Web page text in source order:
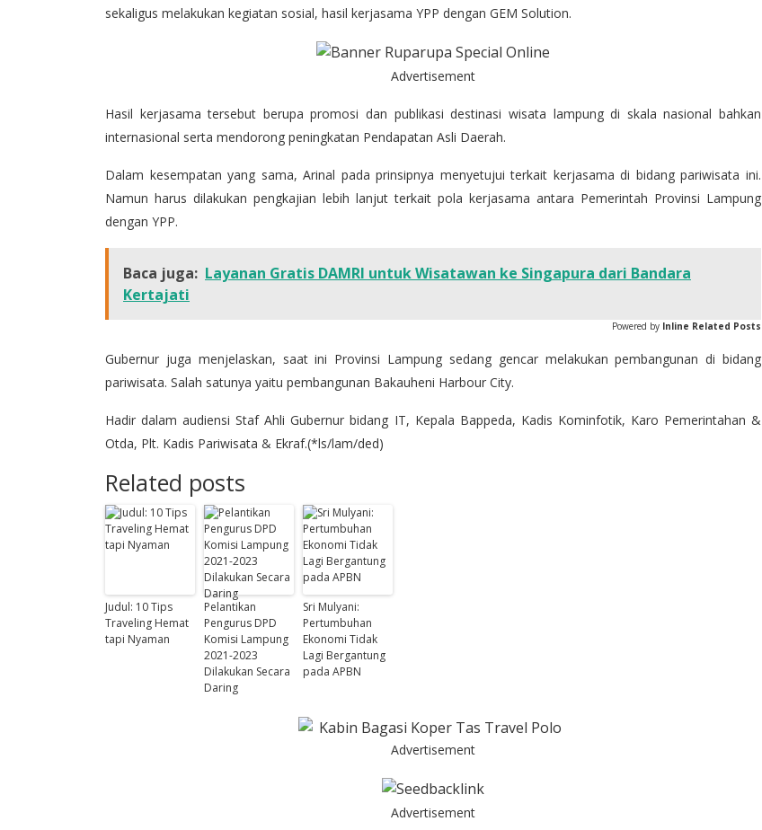
sekaligus melakukan kegiatan sosial, hasil kerjasama YPP dengan GEM Solution.
Advertisement
Hasil kerjasama tersebut berupa promosi dan publikasi destinasi wisata lampung di skala nasional bahkan
internasional serta mendorong peningkatan Pendapatan Asli Daerah.
Dalam kesempatan yang sama, Arinal pada prinsipnya menyetujui terkait kerjasama di bidang pariwisata ini.
Namun harus dilakukan pengkajian lebih lanjut terkait pola kerjasama antara Pemerintah Provinsi Lampung
dengan YPP.
Baca juga: Layanan Gratis DAMRI untuk Wisatawan ke Singapura dari Bandara
Kertajati
Powered by Inline Related Posts
Gubernur juga menjelaskan, saat ini Provinsi Lampung sedang gencar melakukan pembangunan di bidang
pariwisata. Salah satunya yaitu pembangunan Bakauheni Harbour City.
Hadir dalam audiensi Staf Ahli Gubernur bidang IT, Kepala Bappeda, Kadis Kominfotik, Karo Pemerintahan &
Otda, Plt. Kadis Pariwisata & Ekraf.(*ls/lam/ded)
Related posts
Judul: 10 Tips
Traveling Hemat
tapi Nyaman
Pelantikan
Pengurus DPD
Komisi Lampung
2021-2023
Dilakukan Secara
Daring
Sri Mulyani:
Pertumbuhan
Ekonomi Tidak
Lagi Bergantung
pada APBN
Advertisement
Advertisement